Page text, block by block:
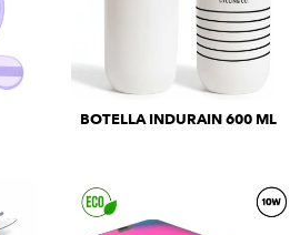
BOTELLA INDURAIN 600 ML